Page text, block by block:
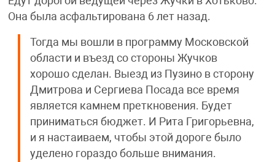
Она была асфальтирована 6 лет назад.
Тогда мы вошли в программу Московской
области и въезд со стороны Жучков
хорошо сделан. Выезд из Пузино в сторону
Дмитрова и Сергиева Посада все время
является камнем преткновения. Будет
приниматься бюджет. И Рита Григорьевна,
и я настаиваем, чтобы этой дороге было
уделено гораздо больше внимания.